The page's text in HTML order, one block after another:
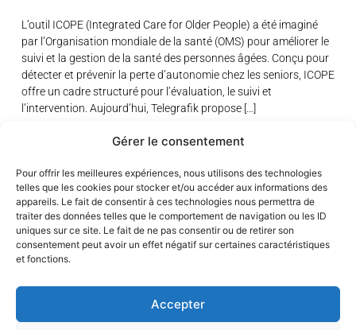
Gérer le consentement
Pour offrir les meilleures expériences, nous utilisons des technologies
telles que les cookies pour stocker et/ou accéder aux informations des
appareils. Le fait de consentir à ces technologies nous permettra de
traiter des données telles que le comportement de navigation ou les ID
uniques sur ce site. Le fait de ne pas consentir ou de retirer son
consentement peut avoir un effet négatif sur certaines caractéristiques
et fonctions.
Accepter
L’outil ICOPE (Integrated Care for Older People) a été imaginé
par l’Organisation mondiale de la santé (OMS) pour améliorer le
suivi et la gestion de la santé des personnes âgées. Conçu pour
détecter et prévenir la perte d’autonomie chez les seniors, ICOPE
offre un cadre structuré pour l’évaluation, le suivi et
l’intervention. Aujourd’hui, Telegrafik propose […]
Charger Plus